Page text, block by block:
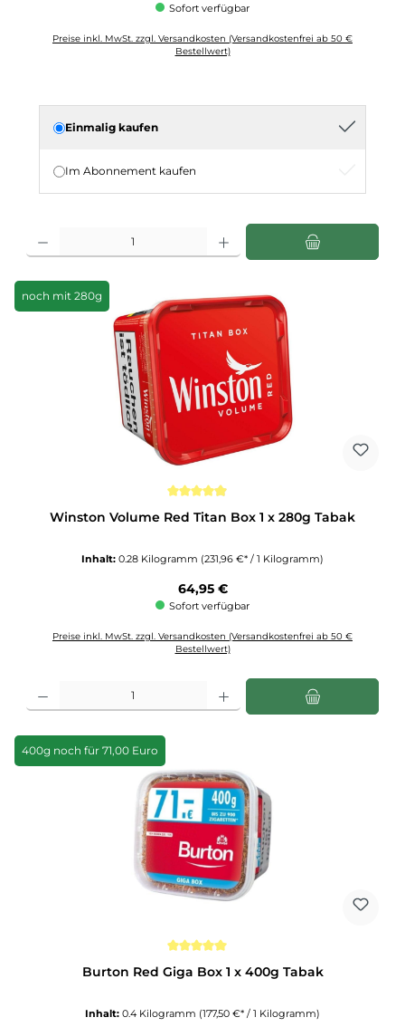
Sofort verfügbar
Preise inkl. MwSt. zzgl. Versandkosten (Versandkostenfrei ab 50 €
Bestellwert)
Einmalig kaufen
Im Abonnement kaufen
Produkt Anzahl: Gib den gewünschten Wert ein oder benutze die Schaltflächen
noch mit 280g
Winston Volume Red Titan Box 1 x 280g Tabak
Inhalt: 0.28 Kilogramm (231,96 €* / 1 Kilogramm)
Regulärer Preis:
64,95 €
Sofort verfügbar
Preise inkl. MwSt. zzgl. Versandkosten (Versandkostenfrei ab 50 €
Bestellwert)
Produkt Anzahl: Gib den gewünschten Wert ein oder benutze die Schaltflächen
400g noch für 71,00 Euro
Burton Red Giga Box 1 x 400g Tabak
Inhalt: 0.4 Kilogramm (177,50 €* / 1 Kilogramm)